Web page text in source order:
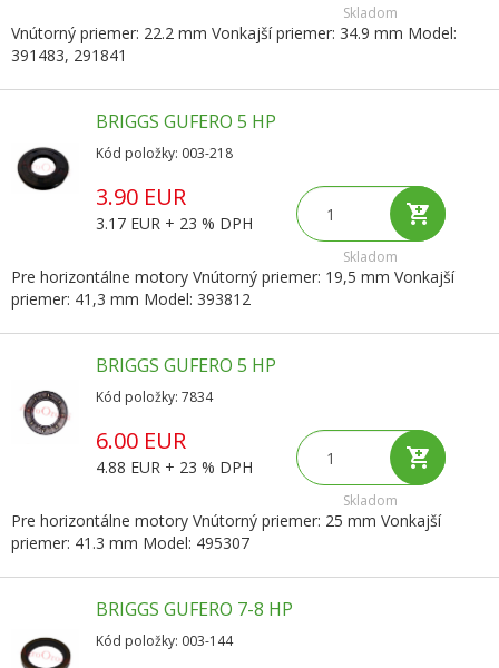
Skladom
Vnútorný priemer: 22.2 mm Vonkajší priemer: 34.9 mm Model:
391483, 291841
BRIGGS GUFERO 5 HP
Kód položky: 003-218
3.90 EUR
3.17 EUR + 23 % DPH
Skladom
Pre horizontálne motory Vnútorný priemer: 19,5 mm Vonkajší
priemer: 41,3 mm Model: 393812
BRIGGS GUFERO 5 HP
Kód položky: 7834
6.00 EUR
4.88 EUR + 23 % DPH
Skladom
Pre horizontálne motory Vnútorný priemer: 25 mm Vonkajší
priemer: 41.3 mm Model: 495307
BRIGGS GUFERO 7-8 HP
Kód položky: 003-144